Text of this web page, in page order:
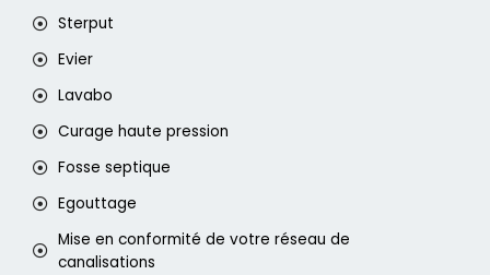
Sterput
Evier
Lavabo
Curage haute pression
Fosse septique
Egouttage
Mise en conformité de votre réseau de
canalisations